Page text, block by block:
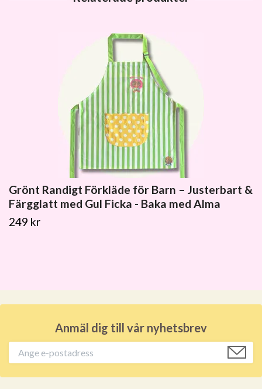
Grönt Randigt Förkläde för Barn – Justerbart &
Färgglatt med Gul Ficka - Baka med Alma
249 kr
Anmäl dig till vår nyhetsbrev